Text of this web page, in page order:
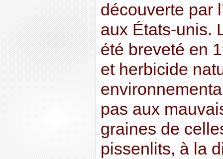
découverte par
aux États-unis.
été breveté en
et herbicide
pas aux
graines de
pissenlits, à la